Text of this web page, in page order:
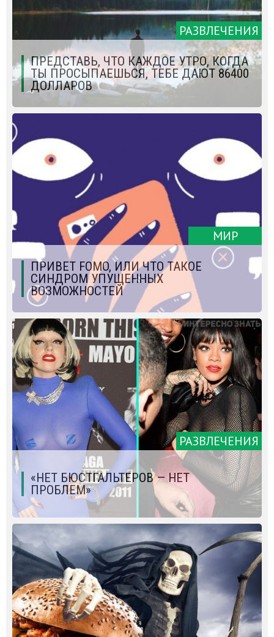
РАЗВЛЕЧЕНИЯ
ПРЕДСТАВЬ, ЧТО КАЖДОЕ УТРО, КОГДА
ТЫ ПРОСЫПАЕШЬСЯ, ТЕБЕ ДАЮТ 86400
ДОЛЛАРОВ
МИР
ПРИВЕТ FOMO, ИЛИ ЧТО ТАКОЕ
СИНДРОМ УПУЩЕННЫХ
ВОЗМОЖНОСТЕЙ
РАЗВЛЕЧЕНИЯ
«НЕТ БЮСТГАЛЬТЕРОВ — НЕТ
ПРОБЛЕМ»